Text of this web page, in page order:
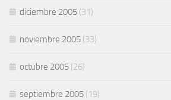
diciembre 2005 (31)
noviembre 2005 (33)
octubre 2005 (26)
septiembre 2005 (19)